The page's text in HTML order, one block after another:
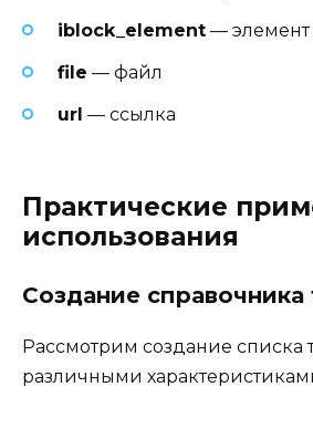
iblock_element —
file — файл
url — ссылка
Практические
использования
Создание справочника
Рассмотрим создание списка
различными